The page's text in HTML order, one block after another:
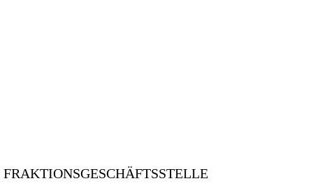
FRAKTIONSGESCHÄFTSSTELLE